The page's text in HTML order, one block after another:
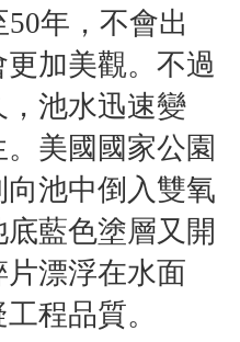
年，不會出
加美觀。 不過
池水迅速變
美國國家公園
池中倒入雙氧
藍色塗層又開
漂浮在水面
程品質。